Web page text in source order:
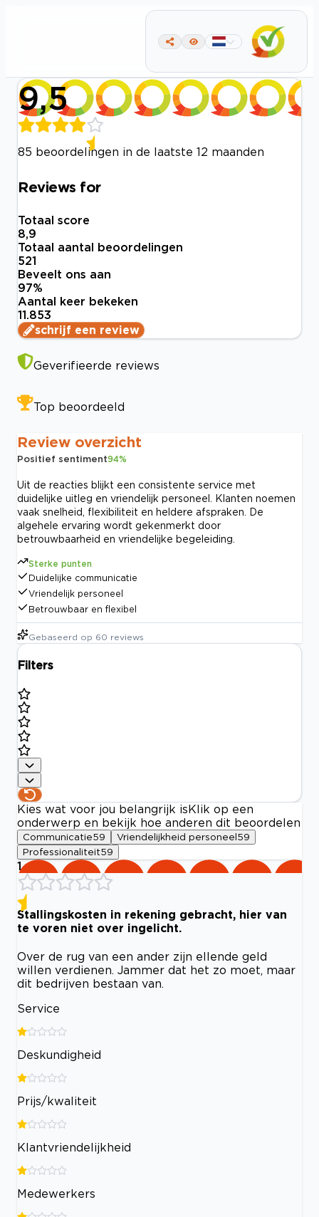
9,5
85 beoordelingen in de laatste 12 maanden
Reviews for
Totaal score
8,9
Totaal aantal beoordelingen
521
Beveelt ons aan
97%
Aantal keer bekeken
11.853
schrijf een review
Geverifieerde reviews
Top beoordeeld
Review overzicht
Positief sentiment94%
Uit de reacties blijkt een consistente service met
duidelijke uitleg en vriendelijk personeel. Klanten noemen
vaak snelheid, flexibiliteit en heldere afspraken. De
algehele ervaring wordt gekenmerkt door
betrouwbaarheid en vriendelijke begeleiding.
Sterke punten
Duidelijke communicatie
Vriendelijk personeel
Betrouwbaar en flexibel
Gebaseerd op 60 reviews
Filters
Kies wat voor jou belangrijk is Klik op een
onderwerp en bekijk hoe anderen dit beoordelen
Communicatie59 Vriendelijkheid personeel 59
Professionaliteit59
1
Stallingskosten in rekening gebracht, hier van
te voren niet over ingelicht.
Over de rug van een ander zijn ellende geld
willen verdienen. Jammer dat het zo moet, maar
dit bedrijven bestaan van.
Service
Deskundigheid
Prijs/kwaliteit
Klantvriendelijkheid
Medewerkers